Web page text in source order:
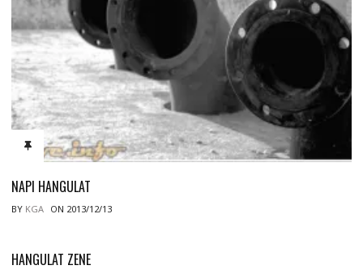
NAPI HANGULAT
BY KGA ON 2013/12/13
HANGULAT ZENE